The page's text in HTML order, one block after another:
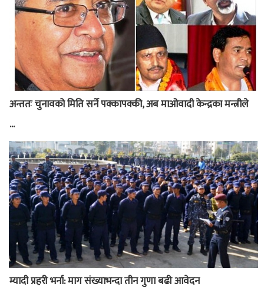
अन्ततः चुनावको मिति सर्ने पक्कापक्की, अब माओवादी केन्द्रका मन्त्रीले
...
म्यादी प्रहरी भर्ना: माग संख्याभन्दा तीन गुणा बढी आवेदन